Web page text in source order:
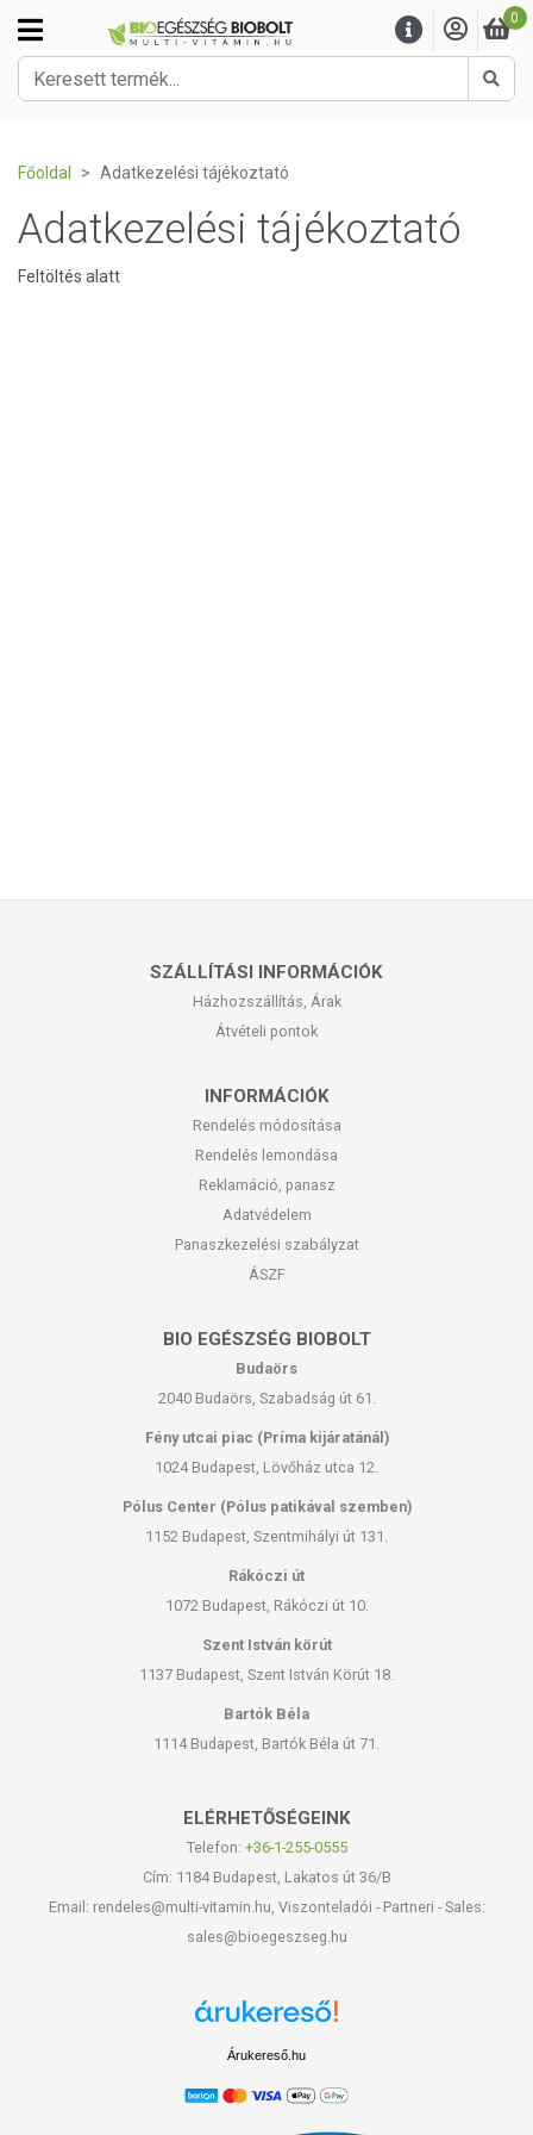
0
Főoldal Adatkezelési tájékoztató
Adatkezelési tájékoztató
Feltöltés alatt
SZÁLLÍTÁSI INFORMÁCIÓK
Házhozszállítás, Árak
Átvételi pontok
INFORMÁCIÓK
Rendelés módosítása
Rendelés lemondása
Reklamáció, panasz
Adatvédelem
Panaszkezelési szabályzat
ÁSZF
BIO EGÉSZSÉG BIOBOLT
Budaörs
2040 Budaörs, Szabadság út 61.
Fény utcai piac (Príma kijáratánál)
1024 Budapest, Lövőház utca 12.
Pólus Center (Pólus patikával szemben)
1152 Budapest, Szentmihályi út 131.
Rákóczi út
1072 Budapest, Rákóczi út 10.
Szent István körút
1137 Budapest, Szent István Körút 18.
Bartók Béla
1114 Budapest, Bartók Béla út 71.
ELÉRHETŐSÉGEINK
Telefon: +36-1-255-0555
Cím: 1184 Budapest, Lakatos út 36/B
Email: rendeles@multi-vitamin.hu, Viszonteladói - Partneri - Sales:
sales@bioegeszseg.hu
Árukereső.hu